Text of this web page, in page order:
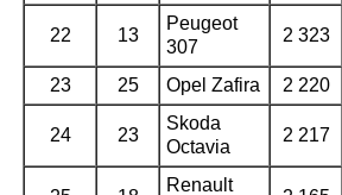
22 13
Peugeot
307
2 323
23 25 Opel Zafira 2 220
24 23
Skoda
Octavia
2 217
Renault